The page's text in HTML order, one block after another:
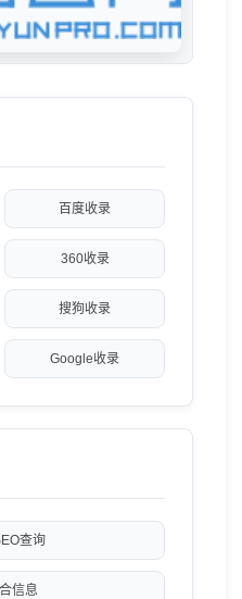
百度收录
360收录
搜狗收录
Google收录
查询
信息